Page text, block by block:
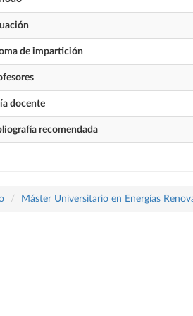
de impartición
docente
recomendada
Máster Universitario en Energías